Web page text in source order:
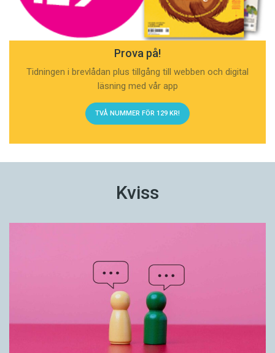
Prova på!
Tidningen i brevlådan plus tillgång till webben och digital
läsning med vår app
TVÅ NUMMER FÖR 129 KR!
Kviss